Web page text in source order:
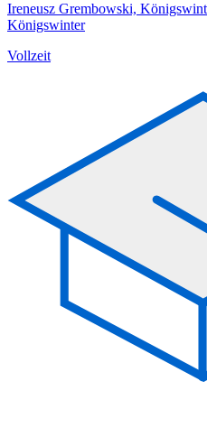
Ireneusz Grembowski,
Königswinter
Vollzeit